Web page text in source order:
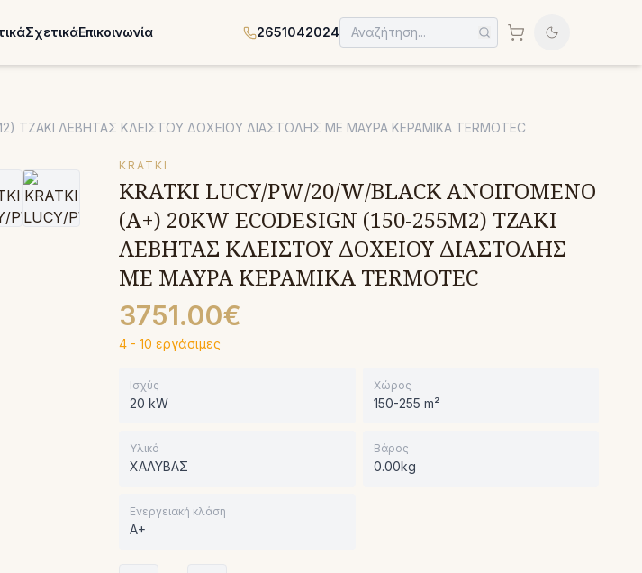
ΣχετικάΕπικοινωνία 2651042024
ΤΖΑΚΙ ΛΕΒΗΤΑΣ ΚΛΕΙΣΤΟΥ ΔΟΧΕΙΟΥ ΔΙΑΣΤΟΛΗΣ ΜΕ ΜΑΥΡΑ ΚΕΡΑΜΙΚΑ TERMOTEC
KRATKI
KRATKI LUCY/PW/20/W/BLACK ΑΝΟΙΓΟΜΕΝΟ
(Α+) 20KW ECODESIGN (150-255M2) ΤΖΑΚΙ
ΛΕΒΗΤΑΣ ΚΛΕΙΣΤΟΥ ΔΟΧΕΙΟΥ ΔΙΑΣΤΟΛΗΣ
ΜΕ ΜΑΥΡΑ ΚΕΡΑΜΙΚΑ TERMOTEC
3751.00€
4 - 10 εργάσιμες
Ισχύς
20 kW
Χώρος
150-255 m²
Υλικό
ΧΑΛΥΒΑΣ
Βάρος
0.00kg
Ενεργειακή κλάση
A+